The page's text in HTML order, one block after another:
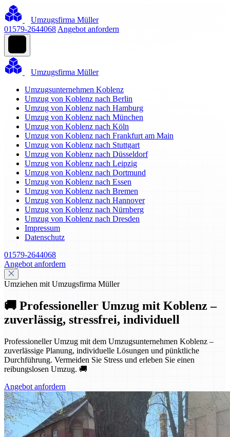
Umzugsfirma Müller
01579-2644068 Angebot anfordern
Umzugsfirma Müller
Umzugsunternehmen Koblenz
Umzug von Koblenz nach Berlin
Umzug von Koblenz nach Hamburg
Umzug von Koblenz nach München
Umzug von Koblenz nach Köln
Umzug von Koblenz nach Frankfurt am Main
Umzug von Koblenz nach Stuttgart
Umzug von Koblenz nach Düsseldorf
Umzug von Koblenz nach Leipzig
Umzug von Koblenz nach Dortmund
Umzug von Koblenz nach Essen
Umzug von Koblenz nach Bremen
Umzug von Koblenz nach Hannover
Umzug von Koblenz nach Nürnberg
Umzug von Koblenz nach Dresden
Impressum
Datenschutz
01579-2644068
Angebot anfordern
Umziehen mit Umzugsfirma Müller
🚚 Professioneller Umzug mit Koblenz –
zuverlässig, stressfrei, individuell
Professioneller Umzug mit dem Umzugsunternehmen Koblenz –
zuverlässige Planung, individuelle Lösungen und pünktliche
Durchführung. Vermeiden Sie Stress und erleben Sie einen
reibungslosen Umzug. 🚚
Angebot anfordern